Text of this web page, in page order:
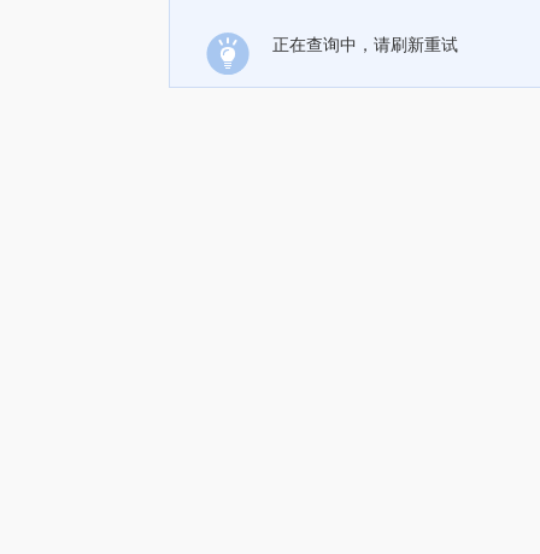
正在查询中，请刷新重试